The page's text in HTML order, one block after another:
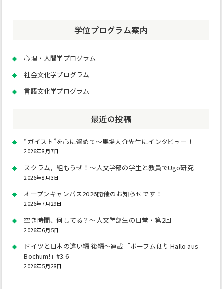
学位プログラム案内
心理・人間学プログラム
社会文化学プログラム
言語文化学プログラム
最近の投稿
“ガイスト”を心に留めて～馬場大介先生にインタビュー！
2026年8月7日
スクラム，組もうぜ！～人文学部の学生と教員でUgo研究
2026年8月3日
オープンキャンパス2026開催のお知らせです！
2026年7月29日
空き時間、何してる？～人文学部生の日常・第2回
2026年6月5日
ドイツと日本の違い編 後編～連載「ボーフム便り Hallo aus
Bochum!」#3.6
2026年5月28日